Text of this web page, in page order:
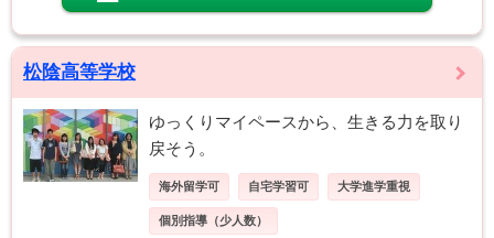
松陰高等学校
ゆっくりマイペースから、生きる力を取り
戻そう。
海外留学可 自宅学習可 大学進学重視
個別指導（少人数）